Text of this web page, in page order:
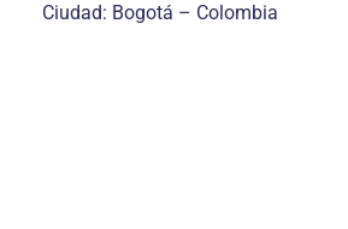
Ciudad: Bogotá – Colombia